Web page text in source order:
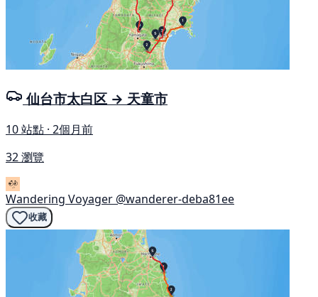
仙台市太白区 → 天童市
10 站點 · 2個月前
32 瀏覽
Wandering Voyager @wanderer-deba81ee
收藏